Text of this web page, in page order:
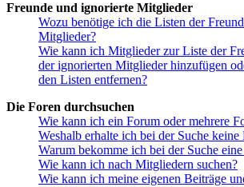
Freunde und ignorierte Mitglieder
Wozu benötige ich die Listen der
Mitglieder?
Wie kann ich Mitglieder zur Liste der
der ignorierten Mitglieder hinzufügen
den Listen entfernen?
Die Foren durchsuchen
Wie kann ich ein Forum oder mehrere
Weshalb erhalte ich bei der Suche keine
Warum bekomme ich bei der Suche eine
Wie kann ich nach Mitgliedern suchen?
Wie kann ich meine eigenen Beiträge